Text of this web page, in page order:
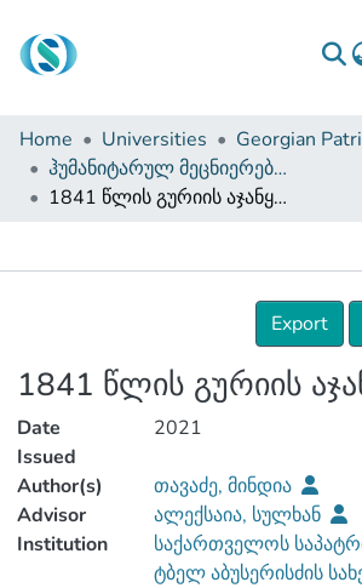
Communities & Collections
Browse
Documentation
Home Universities
ჰუმანიტარულ მეცნიერებათა და განათლების ფაკულტეტი (სამაგისტრო ნაშრომები)
1841 წლის გურიის აჯანყება
Details
Export
1841 წლის გურიის
Date
Issued
2021
Author(s)
თავაძე, მინდია
Advisor
ალექსაია, სულხან
Institution
საქართველოს
ტბელ აბუსერისძის